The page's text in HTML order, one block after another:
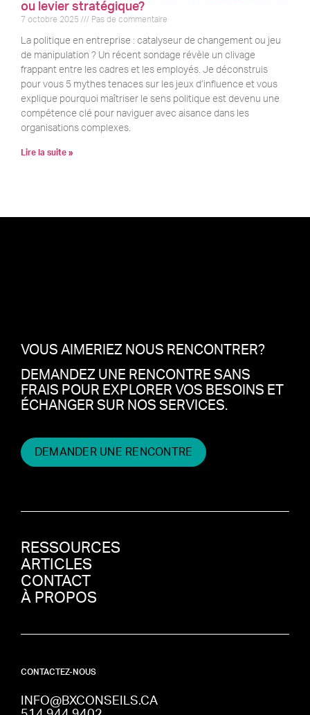
ou levier stratégique?
7 octobre 2025 Pas de commentaire
La politique en entreprise : catalyseur de changement ou jeu
de manipulation ? Un récent sondage révèle un clivage
frappant entre les cadres et les employés. Je déconstruis
pour vous 5 mythes tenaces sur les jeux d’influence et vous
explique pourquoi maîtriser le sens politique est devenu une
compétence clé pour naviguer avec aisance dans les
organisations complexes.
Lire la suite »
VOUS AIMERIEZ NOUS RENCONTRER?
DEMANDEZ UNE RENCONTRE SANS
FRAIS POUR EXPLORER VOS BESOINS ET
ÉCHANGER SUR NOS SERVICES.
DEMANDER UNE RENCONTRE
RESSOURCES
ARTICLES
CONTACT
À PROPOS
CONTACTEZ-NOUS
INFO@BXCONSEILS.CA